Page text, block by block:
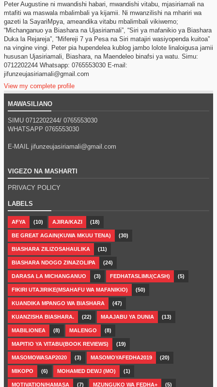
Peter Augustine ni mwandishi habari, mwandishi vitabu, mjasiriamali na
mtafiti wa maswala mbalimbali ya kijamii. Ni mwanzilishi na mhariri wa
gazeti la SayariMpya, ameandika vitabu mbalimbali vikiwemo;
“Michanganuo ya Biashara na Ujasiriamali”, “Siri ya mafanikio ya Biashara
Duka la Rejareja”, “Mifereji 7 ya Pesa na Siri matajiri wasiyopenda kuitoa”
na vingine vingi. Peter pia hupendelea kublog jambo lolote linaloigusa jamii
hususan Ujasiriamali, Biashara, na Maendeleo binafsi ya watu. Simu:
0712202244 Whatsapp: 0765553030 E-mail:
jifunzeujasiriamali@gmail.com
View my complete profile
MAWASILIANO
SIMU 0712202244/ 0765553030
WHATSAPP 0765553030
E-MAIL jifunzeujasiriamali@gmail.com
VIGEZO NA MASHARTI
PRIVACY POLICY
LABELS
AFYA (10) AJIRA/KAZI (18)
BE GREAT AGAIN(KUWA MKUU TENA) (30)
BIASHARA ZILIZOSAHAULIKA (11)
BIASHARA NDOGO ZINAZOLIPA (24)
DARASA LA MICHANGANUO (3) FEDHATASLIMU(CASH) (5)
FIKIRI UTAJIRIKE(MSAHAFU WA MAFANIKIO) (50)
KUANDIKA MPANGO WA BIASHARA (47)
KUANZISHA BIASHARA. (22) MAAJABU YA DUNIA (13)
MABILIONEA (8) MALENGO (8)
MAPITIO YA VITABU(BOOK REVIEWS) (19)
MASOMOWASAP2020 (3) MASOMOYAFEDHA2019 (20)
MIKOPO (6) MOHAMED DEWJ (MO) (1)
MOTIVATION/HAMASA (7) MZUNGUKO WA FEDHA+ (5)